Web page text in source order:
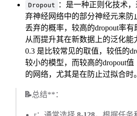
Dropout
：是一种正则化技术
弃神经网络中的部分神经元来防
丢弃的概率，较高的dropout率
从而提升其在新数据上的泛化能
0.3 是比较常见的取值，较低的
较小的模型，而较高的dropout
的网络，尤其是在防止过拟合时。
📝总结**：